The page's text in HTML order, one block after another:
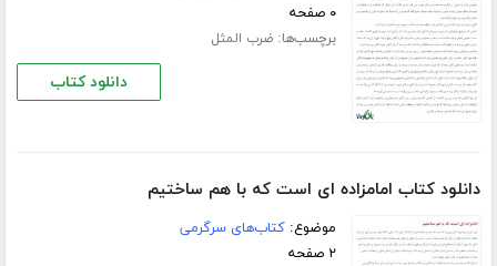
۰ صفحه
برچسب‌ها:ضرب المثل
دانلود کتاب
دانلود کتاب امامزاده ای است که با هم ساختیم
موضوع:کتاب‌های سرگرمی
۲ صفحه